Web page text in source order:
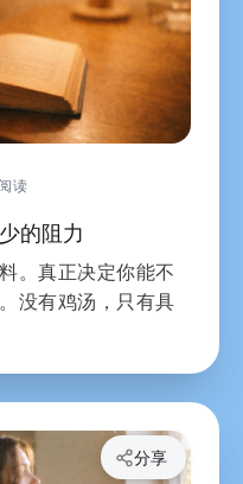
读
的阻力
。真正决定你能不
没有鸡汤，只有具
分享